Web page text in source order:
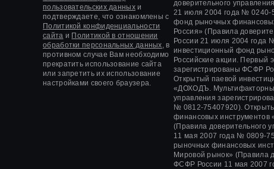
доверительного
21 июля 2004 года № 0240-
фонд рыночных
Россия» (Правила
России21 июля 2004 года
инвестиционный фонд
Российские акции. Первый
зарегистрированы ФСФР
Открытый паевой
«ДОХОДЪ.
управления
№ 0812-75407920).
финансовых инструментов
(Правила доверительного
11 мая 2007 года № 0809-
рыночных финансовых
Мировой рынок» (Правила
ФСФР России 11 мая 2007
пользовательских данныхи
подтверждаете, что ознакомлены с
Политикой конфиденциальности
сайта и Политикой в отношении
обработки персональных данных, в
противном случае Вам необходимо
прекратить использование сайта
или запретить их использование
настройками своего браузера.